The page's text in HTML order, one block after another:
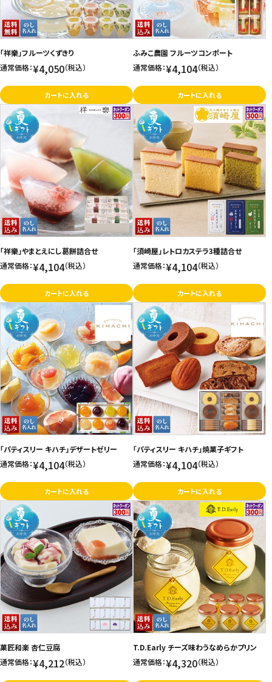
「祥樂」フルーツくずきり
通常価格：¥4,050（税込）
カートに入れる
ふみこ農園 フルーツコンポート
通常価格：¥4,104（税込）
カートに入れる
「祥樂」やまとえにし葛餅詰合せ
通常価格：¥4,104（税込）
カートに入れる
「須崎屋」レトロカステラ3種詰合せ
通常価格：¥4,104（税込）
カートに入れる
「パティスリー キハチ」デザートゼリー
通常価格：¥4,104（税込）
カートに入れる
「パティスリー キハチ」焼菓子ギフト
通常価格：¥4,104（税込）
カートに入れる
菓匠和楽 杏仁豆腐
通常価格：¥4,212（税込）
T.D.Early チーズ味わうなめらかプリン
通常価格：¥4,320（税込）